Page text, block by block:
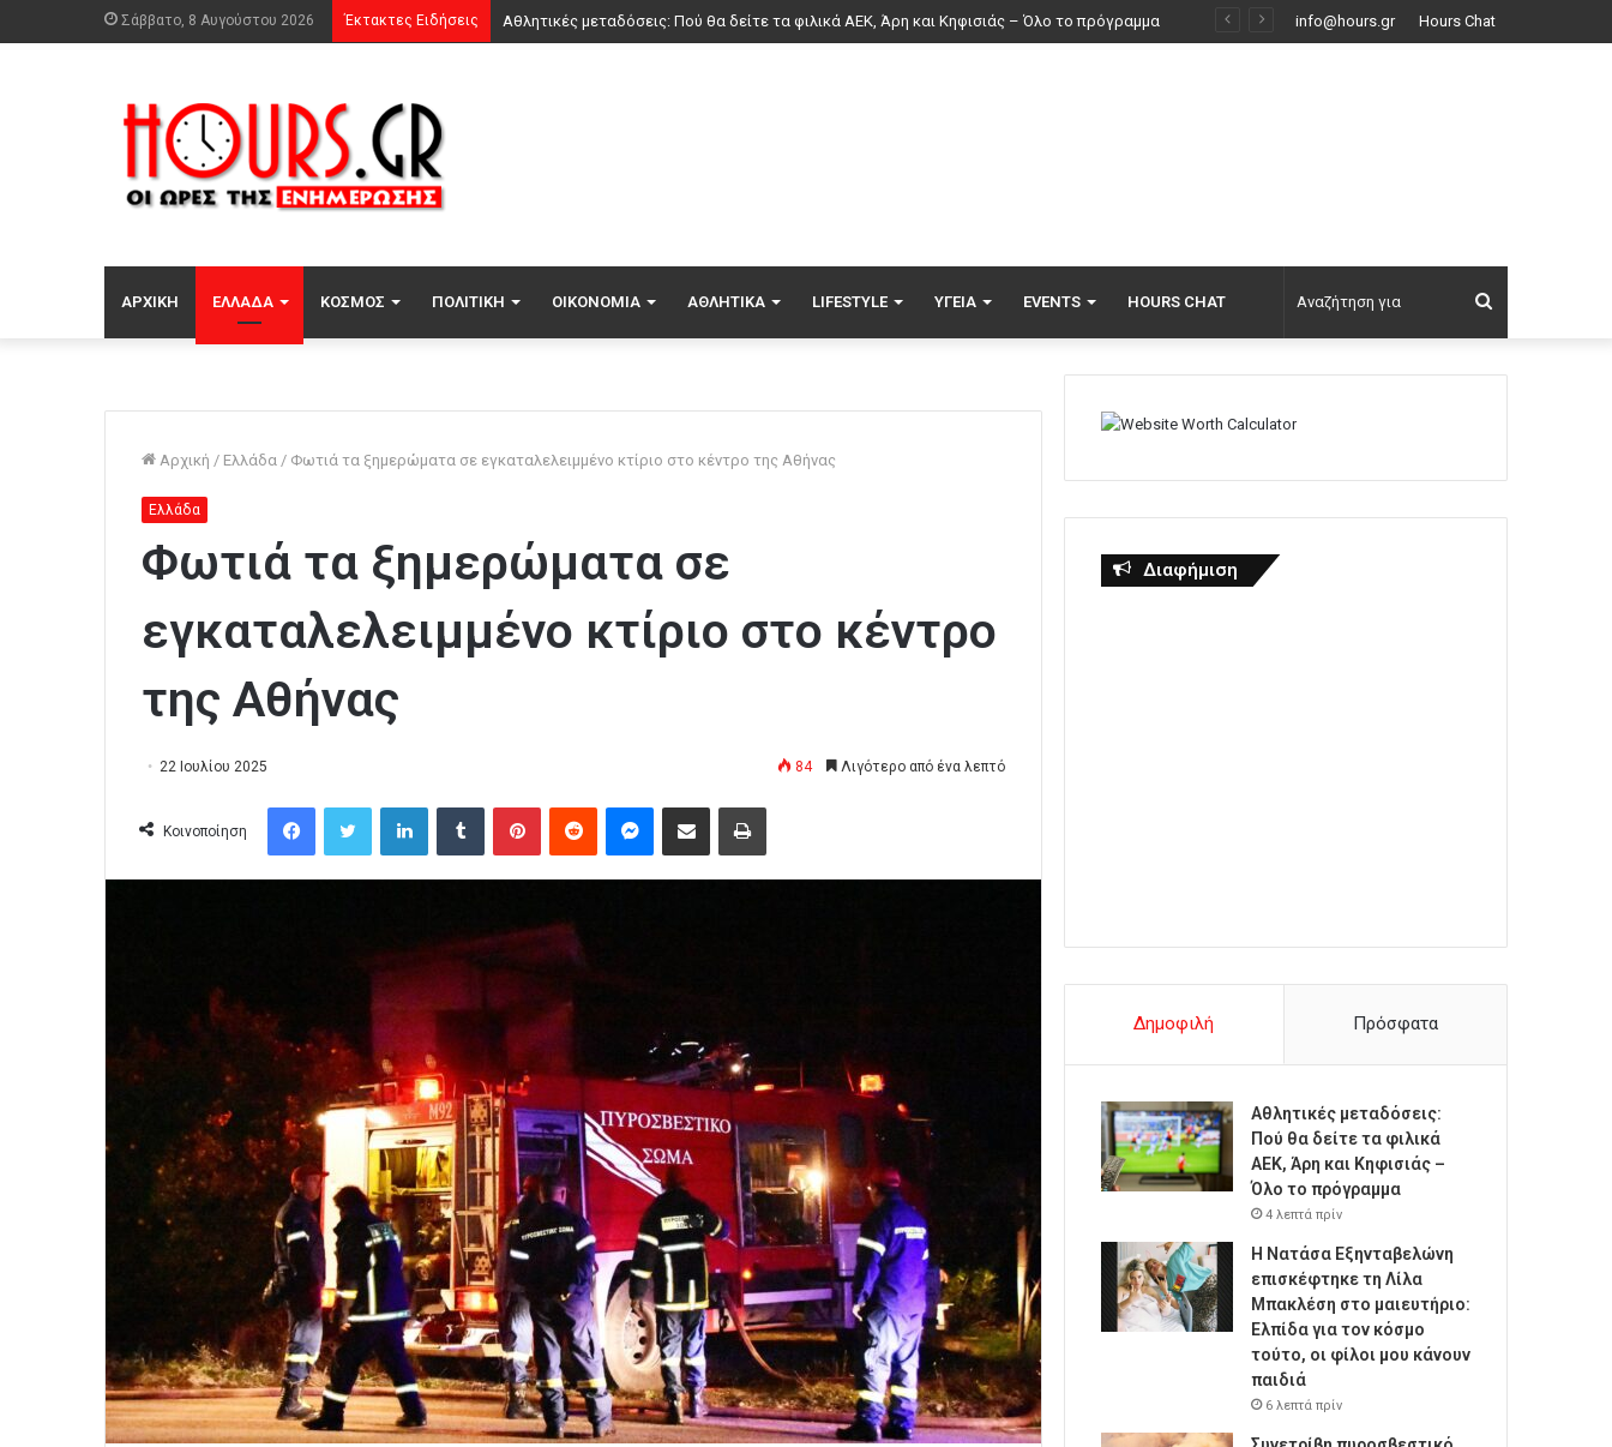
Σάββατο, 8 Αυγούστου 2026 Έκτακτες Ειδήσεις info@hours.gr Hours Chat
ΑΡΧΙΚΉ ΕΛΛΆΔΑ ΚΌΣΜΟΣ ΠΟΛΙΤΙΚΉ ΟΙΚΟΝΟΜΊΑ ΑΘΛΗΤΙΚΆ LIFESTYLE ΥΓΕΊΑ EVENTS HOURS CHAT
για
Αρχική / Ελλάδα / Φωτιά τα ξημερώματα σε εγκαταλελειμμένο κτίριο στο κέντρο της Αθήνας
Ελλάδα
Φωτιά τα ξημερώματα σε
εγκαταλελειμμένο κτίριο στο κέντρο
της Αθήνας
22 Ιουλίου 2025 84 Λιγότερο από ένα λεπτό
Κοινοποίηση
Διαφήμιση
Δημοφιλή Πρόσφατα
Αθλητικές μεταδόσεις:
Πού θα δείτε τα φιλικά
ΑΕΚ, Άρη και Κηφισιάς –
Όλο το πρόγραμμα
4 λεπτά πρίν
Η Νατάσα Εξηνταβελώνη
επισκέφτηκε τη Λίλα
Μπακλέση στο μαιευτήριο:
Ελπίδα για τον κόσμο
τούτο, οι φίλοι μου κάνουν
παιδιά
6 λεπτά πρίν